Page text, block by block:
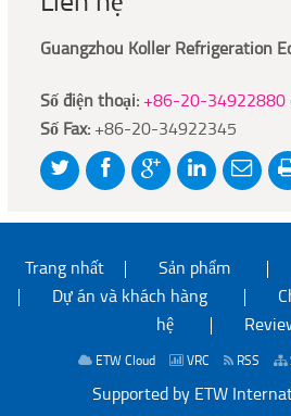
Guangzhou Koller Refrigeration
Số điện thoại: +86-20-34922880
Số Fax: +86-20-34922345
Trang nhất Sản phẩm
Dự án và khách hàng
hệ
ETW Cloud VRC RSS
Supported by ETW